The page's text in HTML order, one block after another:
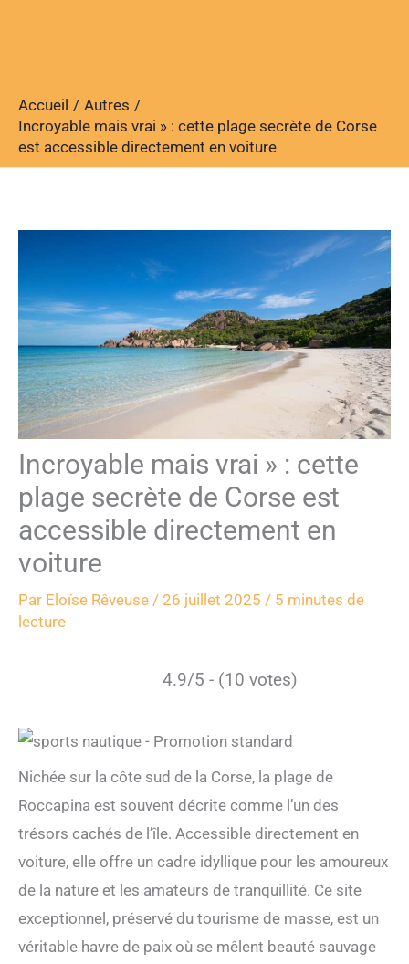
Accueil
Autres
Incroyable mais vrai » : cette plage secrète de Corse
est accessible directement en voiture
Incroyable mais vrai » : cette
plage secrète de Corse est
accessible directement en
voiture
Par Eloïse Rêveuse / 26 juillet 2025 / 5 minutes de
lecture
4.9/5 - (10 votes)
Nichée sur la côte sud de la Corse, la plage de
Roccapina est souvent décrite comme l’un des
trésors cachés de l’île. Accessible directement en
voiture, elle offre un cadre idyllique pour les amoureux
de la nature et les amateurs de tranquillité. Ce site
exceptionnel, préservé du tourisme de masse, est un
véritable havre de paix où se mêlent beauté sauvage